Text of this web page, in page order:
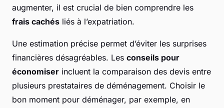
augmenter, il est crucial de bien comprendre les
frais cachés liés à l’expatriation.
Une estimation précise permet d’éviter les surprises
financières désagréables. Les conseils pour
économiser incluent la comparaison des devis entre
plusieurs prestataires de déménagement. Choisir le
bon moment pour déménager, par exemple, en